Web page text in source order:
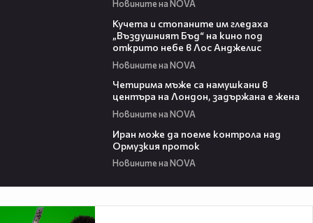
Новините на NOVA
Кучета и стопаните им гледаха
„Въздушният Бъд“ на кино под
открито небе в Лос Анджелис
Новините на NOVA
Четирима мъже са намушкани в
центъра на Лондон, задържана е жена
Новините на NOVA
Иран може да поеме контрола над
Ормузкия проток
Новините на NOVA